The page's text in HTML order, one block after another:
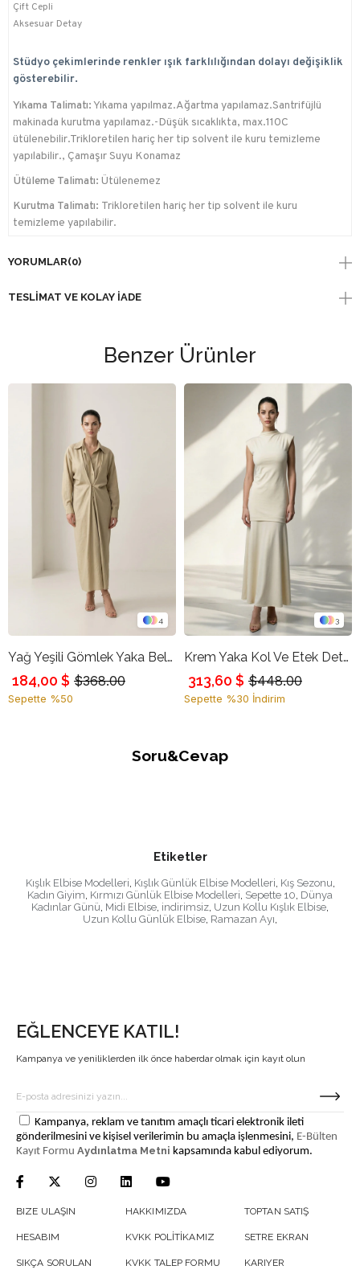
Çift Cepli
Aksesuar Detay
Stüdyo çekimlerinde renkler ışık farklılığından dolayı değişiklik
gösterebilir.
Yıkama Talimatı:Yıkama yapılmaz.Ağartma yapılamaz.Santrifüjlü
makinada kurutma yapılamaz.-Düşük sıcaklıkta, max.110C
ütülenebilir.Trikloretilen hariç her tip solvent ile kuru temizleme
yapılabilir., Çamaşır Suyu Konamaz
Ütüleme Talimatı: Ütülenemez
Kurutma Talimatı: Trikloretilen hariç her tip solvent ile kuru
temizleme yapılabilir.
YORUMLAR(0)
TESLIMAT VE KOLAY İADE
Benzer Ürünler
4
Yağ Yeşili Gömlek Yaka Belden Detaylı Uzun Kollu Rahat Kesim Elbise
$368.00
184,00 $
Sepette %50
3
Krem Yaka Kol Ve Etek Detaylı Elbise
$448.00
313,60 $
Sepette %30 İndirim
Soru&Cevap
Etiketler
Kışlık Elbise Modelleri, Kışlık Günlük Elbise Modelleri, Kış Sezonu,
Kadın Giyim, Kırmızı Günlük Elbise Modelleri, Sepette 10, Dünya
Kadınlar Günü, Midi Elbise, indirimsiz, Uzun Kollu Kışlık Elbise,
Uzun Kollu Günlük Elbise, Ramazan Ayı,
EĞLENCEYE KATIL!
Kampanya ve yeniliklerden ilk önce haberdar olmak için kayıt olun
Kampanya, reklam ve tanıtım amaçlı ticari elektronik ileti
gönderilmesini ve kişisel verilerimin bu amaçla işlenmesini, E-Bülten
Kayıt Formu Aydınlatma Metni kapsamında kabul ediyorum.
BIZE ULAŞIN
HESABIM
SIKÇA SORULAN
HAKKIMIZDA
KVKK POLİTİKAMIZ
KVKK TALEP FORMU
TOPTAN SATIŞ
SETRE EKRAN
KARIYER